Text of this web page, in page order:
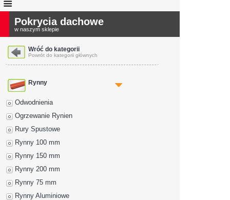
Pokrycia dachowe
w naszym sklepie
Wróć do kategorii
Powrót do kategorii głównych
Rynny
Odwodnienia
Ogrzewanie Rynien
Rury Spustowe
Rynny 100 mm
Rynny 150 mm
Rynny 200 mm
Rynny 75 mm
Rynny Aluminiowe